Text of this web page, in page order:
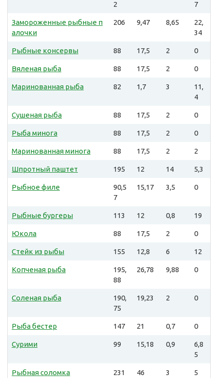
2
7
Замороженные рыбные п
алочки
206 9,47 8,65
22,
34
Рыбные консервы 88 17,5 2 0
Вяленая рыба 88 17,5 2 0
Маринованная рыба 82 1,7 3
11,
4
Сушеная рыба 88 17,5 2 0
Рыба минога 88 17,5 2 0
Маринованная минога 88 17,5 2 2
Шпротный паштет 195 12 14 5,3
Рыбное филе
90,5
7
15,17 3,5 0
Рыбные бургеры 113 12 0,8 19
Юкола 88 17,5 2 0
Стейк из рыбы 155 12,8 6 12
Копченая рыба
195,
88
26,78 9,88 0
Соленая рыба
190,
75
19,23 2 0
Рыба бестер 147 21 0,7 0
Сурими 99 15,18 0,9
6,8
5
Рыбная соломка 231 46 3 5